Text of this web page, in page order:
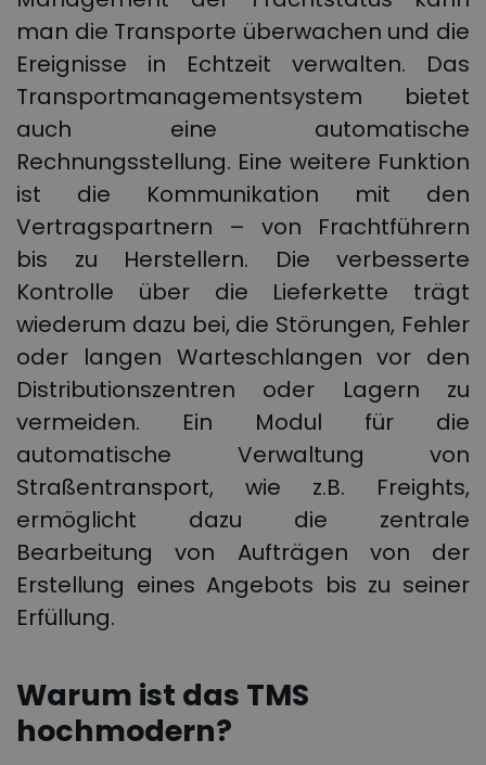
man die Transporte überwachen und die
Ereignisse in Echtzeit verwalten. Das
Transportmanagementsystem bietet
auch eine automatische
Rechnungsstellung. Eine weitere Funktion
ist die Kommunikation mit den
Vertragspartnern – von Frachtführern
bis zu Herstellern. Die verbesserte
Kontrolle über die Lieferkette trägt
wiederum dazu bei, die Störungen, Fehler
oder langen Warteschlangen vor den
Distributionszentren oder Lagern zu
vermeiden. Ein Modul für die
automatische Verwaltung von
Straßentransport, wie z.B. Freights,
ermöglicht dazu die zentrale
Bearbeitung von Aufträgen von der
Erstellung eines Angebots bis zu seiner
Erfüllung.
Warum ist das TMS
hochmodern?